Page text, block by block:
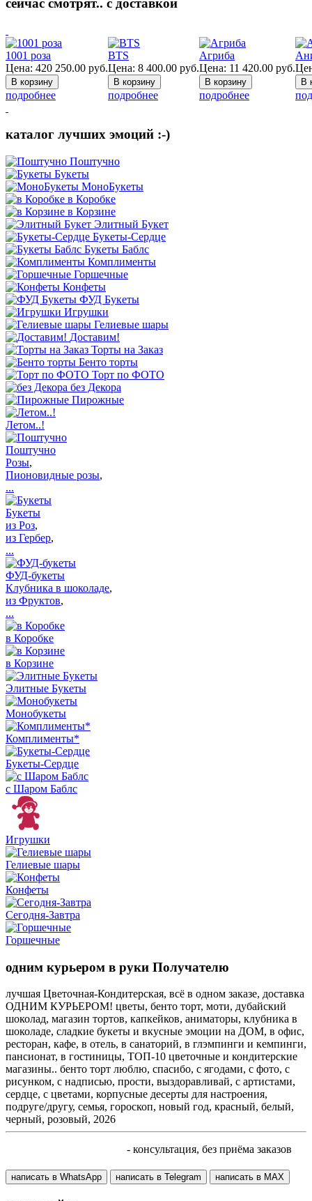
сейчас смотрят.. с доставкой
1001 роза
Цена: 420 250.00 руб.
подробнее
BTS
Цена: 8 400.00 руб.
подробнее
Агриба
Цена: 11 420.00 руб.
подробнее
каталог лучших эмоций :-)
Поштучно
Букеты
МоноБукеты
в Коробке
в Корзине
Элитный Букет
Букеты-Сердце
Букеты Баблс
Комплименты
Горшечные
Конфеты
ФУД Букеты
Игрушки
Гелиевые шары
Доставим!
Торты на Заказ
Бенто торты
Торт по ФОТО
без Декора
Пирожные
Летом..!
Поштучно
Розы,
Пионовидные розы,
...
Букеты
из Роз,
из Гербер,
...
ФУД-букеты
Клубника в шоколаде,
из Фруктов,
...
в Коробке
в Корзине
Элитные Букеты
Монобукеты
Комплименты*
Букеты-Сердце
с Шаром Баблс
Игрушки
Гелиевые шары
Конфеты
Сегодня-Завтра
Горшечные
одним курьером в руки Получателю
лучшая Цветочная-Кондитерская, всё в одном заказе, доставка
ОДНИМ КУРЬЕРОМ! цветы, бенто торт, моти, дубайский
шоколад, магазин тортов, капкейков, аниматоры, клубника в
шоколаде, сладкие букеты и вкусные эмоции на ДОМ, в офис,
ресторан, кафе, в отель, в санаторий, в глэмпинги и кемпинги,
пансионат, в гостиницы, ТОП-10 цветочные и кондитерские
магазины.. бенто торт люблю, спасибо, с ягодами, с фото, с
рисунком, с надписью, прости, выздоравливай, с артистами,
сердце, с цветами, корпусные десерты для настроения,
подруге/другу, семья, гороскоп, новый год, красный, белый,
черный, розовый, 2026
- консультация, без приёма заказов
написать в WhatsApp написать в Telegram написать в МАХ